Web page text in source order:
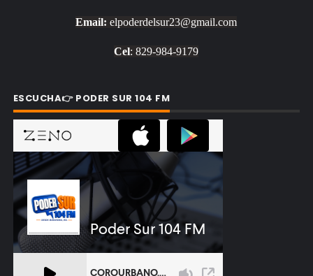
Email: elpoderdelsur23@gmail.com
Cel: 829-984-9179
ESCUCHA👉 PODER SUR 104 FM